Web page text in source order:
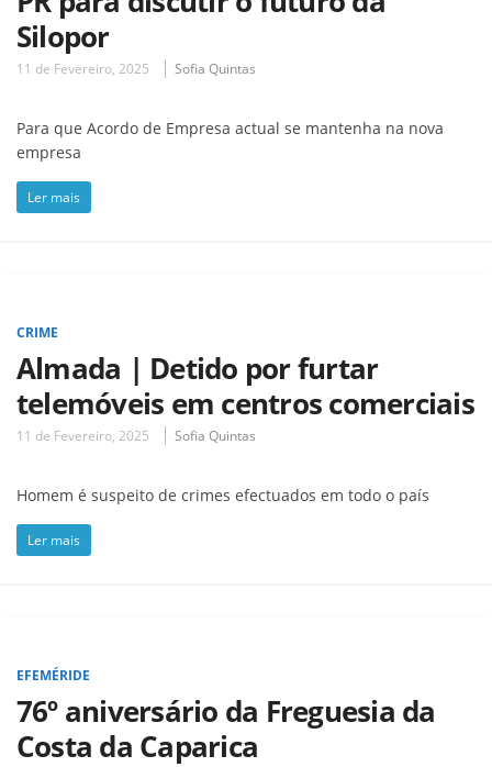
Silopor
11 de Fevereiro, 2025 Sofia Quintas
Para que Acordo de Empresa actual se mantenha na nova
empresa
Ler mais
CRIME
Almada | Detido por furtar
telemóveis em centros comerciais
11 de Fevereiro, 2025 Sofia Quintas
Homem é suspeito de crimes efectuados em todo o país
Ler mais
EFEMÉRIDE
76º aniversário da Freguesia da
Costa da Caparica